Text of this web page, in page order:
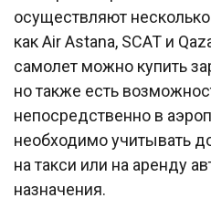
осуществляют
как Air Astana, SCAT и
самолет можно купить
но также есть
непосредственно в
необходимо учитывать
на такси или на аренду
назначения.